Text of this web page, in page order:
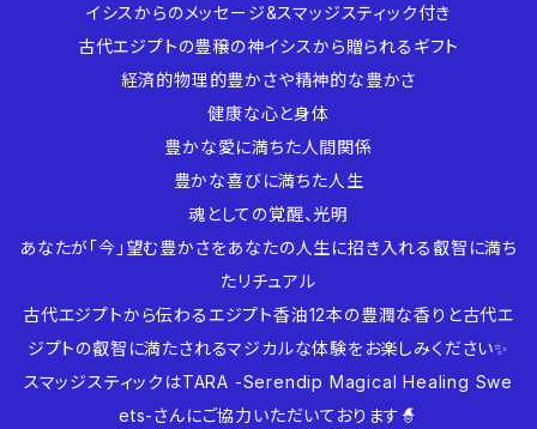
イシスからのメッセージ&スマッジスティック付き
古代エジプトの豊穣の神イシスから贈られるギフト
経済的物理的豊かさや精神的な豊かさ
健康な心と身体
豊かな愛に満ちた人間関係
豊かな喜びに満ちた人生
魂としての覚醒、光明
あなたが「今」望む豊かさをあなたの人生に招き入れる叡智に満ち
たリチュアル
古代エジプトから伝わるエジプト香油12本の豊潤な香りと古代エ
ジプトの叡智に満たされるマジカルな体験をお楽しみください✨
スマッジスティックはTARA -Serendip Magical Healing Swe
ets-さんにご協力いただいております🧙